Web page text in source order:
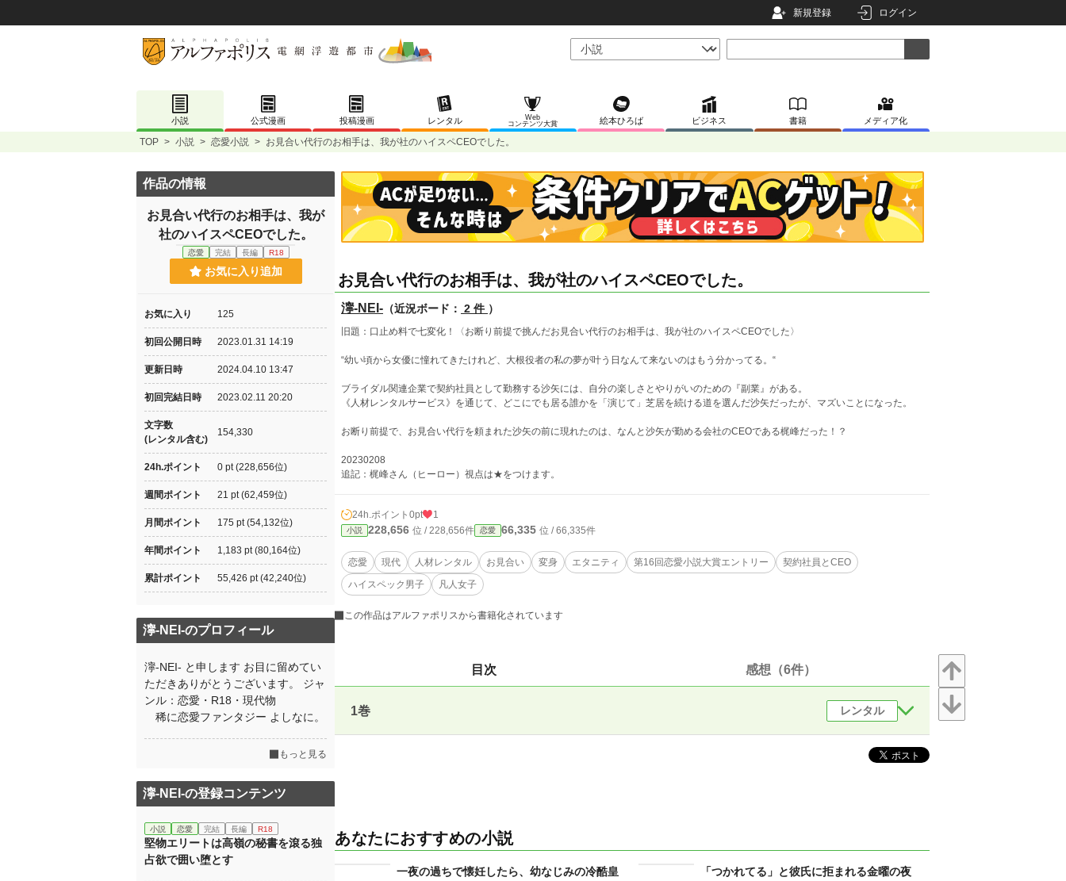
新規登録 ログイン
小説 公式漫画 投稿漫画 レンタル
Web
コンテンツ大賞
絵本ひろば ビジネス 書籍 メディア化
TOP > 小説 > 恋愛小説 > お見合い代行のお相手は、我が社のハイスペCEOでした。
お見合い代行のお相手は、我が社のハイスペCEOでした。
濘-NEI- （近況ボード： 2 件 ）
旧題：口止め料で七変化！〈お断り前提で挑んだお見合い代行のお相手は、我が社のハイスペCEOでした〉
“幼い頃から女優に憧れてきたけれど、大根役者の私の夢が叶う日なんて来ないのはもう分かってる。“
ブライダル関連企業で契約社員として勤務する沙矢には、自分の楽しさとやりがいのための『副業』がある。
《人材レンタルサービス》を通じて、どこにでも居る誰かを「演じて」芝居を続ける道を選んだ沙矢だったが、マズいことになった。
お断り前提で、お見合い代行を頼まれた沙矢の前に現れたのは、なんと沙矢が勤める会社のCEOである梶峰だった！？
20230208
追記：梶峰さん（ヒーロー）視点は★をつけます。
24h.ポイント 0pt 1
小説 228,656 位 / 228,656件 恋愛 66,335 位 / 66,335件
恋愛 現代 人材レンタル お見合い 変身 エタニティ 第16回恋愛小説大賞エントリー
契約社員とCEO
ハイスペック男子
凡人女子
この作品はアルファポリスから書籍化されています
目次 感想（6件）
1巻 レンタル
あなたにおすすめの小説
一夜の過ちで懐妊したら、幼なじみの冷酷皇
「つかれてる」と彼氏に拒まれる金曜の夜
作品の情報
お見合い代行のお相手は、我が
社のハイスペCEOでした。
恋愛 完結 長編 R18
お気に入り追加
お気に入り 125
初回公開日時 2023.01.31 14:19
更新日時 2024.04.10 13:47
初回完結日時 2023.02.11 20:20
文字数
(レンタル含む)
154,330
24h.ポイント 0 pt (228,656位)
週間ポイント 21 pt (62,459位)
月間ポイント 175 pt (54,132位)
年間ポイント 1,183 pt (80,164位)
累計ポイント 55,426 pt (42,240位)
濘-NEI-のプロフィール
濘-NEI- と申します お目に留めてい
ただきありがとうございます。 ジャ
ンル：恋愛・R18・現代物
稀に恋愛ファンタジー よしなに。
もっと見る
濘-NEI-の登録コンテンツ
小説 恋愛 完結 長編 R18
堅物エリートは高嶺の秘書を滾る独
占欲で囲い堕とす